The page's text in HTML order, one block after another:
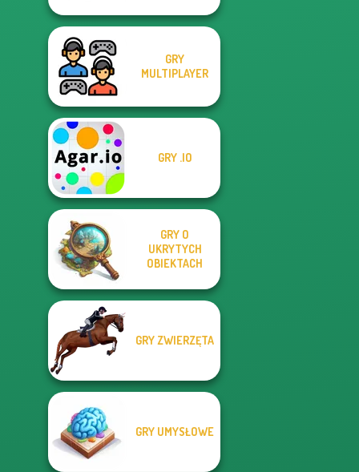
GRY
MULTIPLAYER
GRY .IO
GRY O
UKRYTYCH
OBIEKTACH
GRY ZWIERZĘTA
GRY UMYSŁOWE